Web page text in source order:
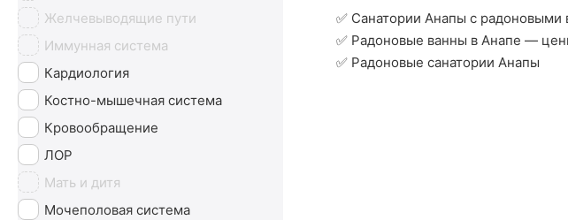
✅ Санатории Анапы с
✅ Радоновые ванны в Анапе —
✅ Радоновые санатории Анапы
Желчевыводящие пути
Иммунная система
Кардиология
Костно-мышечная система
Кровообращение
ЛОР
Мать и дитя
Мочеполовая система